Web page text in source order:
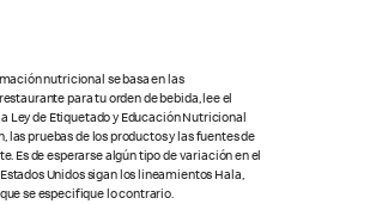
nutricional se basa en las
para tu orden de bebida, lee el
Ley de Etiquetado y Educación Nutricional
las pruebas de los productos y las fuentes de
Es de esperarse algún tipo de variación en el
Unidos sigan los lineamientos Hala,
se especifique lo contrario.